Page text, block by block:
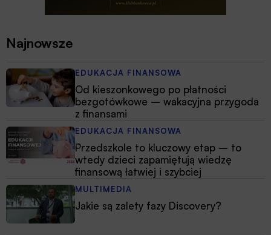
Najnowsze
EDUKACJA FINANSOWA
Od kieszonkowego po płatności
bezgotówkowe – wakacyjna przygoda
z finansami
EDUKACJA FINANSOWA
Przedszkole to kluczowy etap – to
wtedy dzieci zapamiętują wiedzę
finansową łatwiej i szybciej
MULTIMEDIA
Jakie są zalety fazy Discovery?